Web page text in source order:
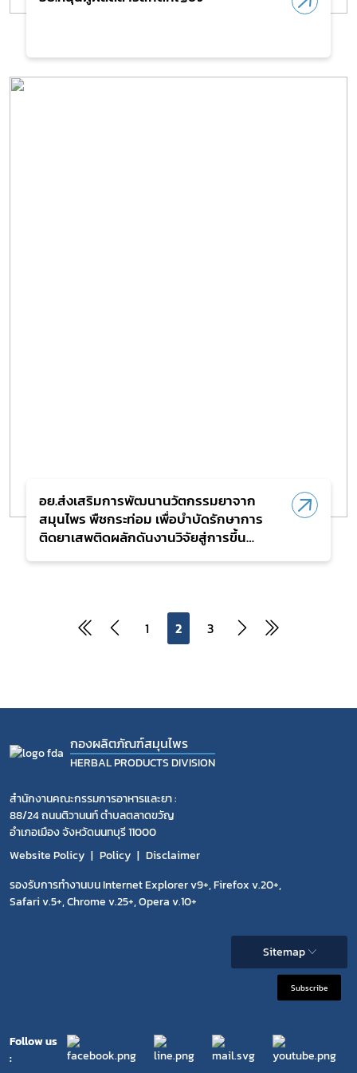
อย.ส่งเสริมการพัฒนานวัตกรรมยาจาก
สมุนไพร พืชกระท่อม เพื่อบำบัดรักษาการ
ติดยาเสพติดผลักดันงานวิจัยสู่การขึ้น
1 2 3
กองผลิตภัณฑ์สมุนไพร
HERBAL PRODUCTS DIVISION
สำนักงานคณะกรรมการอาหารและยา :
88/24 ถนนติวานนท์ ตำบลตลาดขวัญ
อำเภอเมือง จังหวัดนนทบุรี 11000
Website Policy
Policy
Disclaimer
รองรับการทำงานบน Internet Explorer v9+, Firefox v.20+,
Safari v.5+, Chrome v.25+, Opera v.10+
Sitemap
Subscribe
Follow us
: